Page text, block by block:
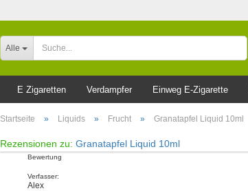
Alle
E Zigaretten Verdampfer Einweg E-Zigarette
Startseite » Liquids » Frucht » Granatapfel Liquid 10ml
Rezensionen zu: Granatapfel Liquid 10ml
Bewertung
Verfasser:
Alex